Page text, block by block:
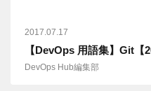
2017.07.17
【DevOps 用語集】Git【
DevOps Hub編集部